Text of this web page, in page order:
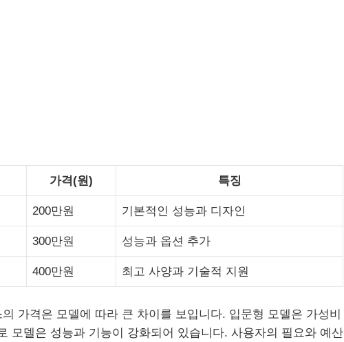
가격(원) 특징
200만원 기본적인 성능과 디자인
300만원 성능과 옵션 추가
400만원 최고 사양과 기술적 지원
가격은 모델에 따라 큰 차이를 보입니다. 입문형 모델은 가성비
모델은 성능과 기능이 강화되어 있습니다. 사용자의 필요와 예산